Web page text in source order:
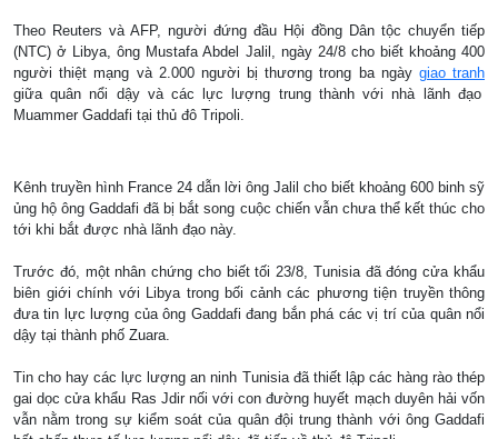
Theo Reuters và AFP, người đứng đầu Hội đồng Dân tộc chuyển tiếp
(NTC) ở Libya, ông Mustafa Abdel Jalil, ngày 24/8 cho biết khoảng 400
người thiệt mạng và 2.000 người bị thương trong ba ngày giao tranh
giữa quân nổi dậy và các lực lượng trung thành với nhà lãnh đạo
Muammer Gaddafi tại thủ đô Tripoli.
Kênh truyền hình France 24 dẫn lời ông Jalil cho biết khoảng 600 binh sỹ
ủng hộ ông Gaddafi đã bị bắt song cuộc chiến vẫn chưa thể kết thúc cho
tới khi bắt được nhà lãnh đạo này.
Trước đó, một nhân chứng cho biết tối 23/8, Tunisia đã đóng cửa khẩu
biên giới chính với Libya trong bối cảnh các phương tiện truyền thông
đưa tin lực lượng của ông Gaddafi đang bắn phá các vị trí của quân nổi
dậy tại thành phố Zuara.
Tin cho hay các lực lượng an ninh Tunisia đã thiết lập các hàng rào thép
gai dọc cửa khẩu Ras Jdir nối với con đường huyết mạch duyên hải vốn
vẫn nằm trong sự kiểm soát của quân đội trung thành với ông Gaddafi